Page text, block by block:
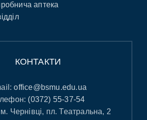
аптека
КОНТАКТИ
office@bsmu.edu.ua
(0372) 55-37-54
Чернівці, пл. Театральна, 2